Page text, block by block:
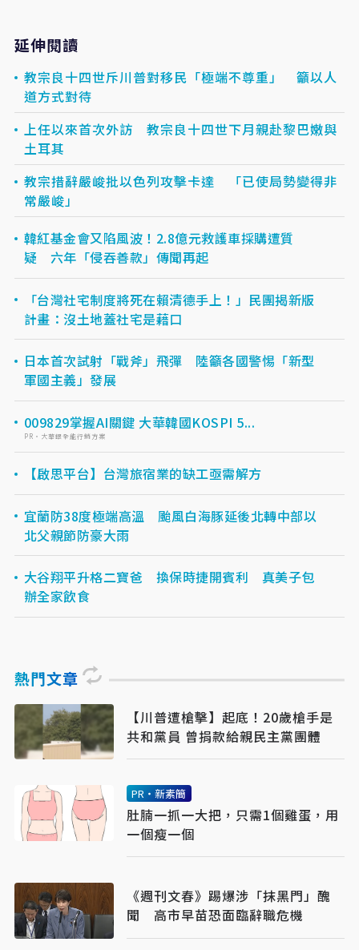
延伸閱讀
教宗良十四世斥川普對移民「極端不尊重」 籲以人
道方式對待
上任以來首次外訪 教宗良十四世下月親赴黎巴嫩與
土耳其
教宗措辭嚴峻批以色列攻擊卡達 「已使局勢變得非
常嚴峻」
韓紅基金會又陷風波！2.8億元救護車採購遭質
疑 六年「侵吞善款」傳聞再起
「台灣社宅制度將死在賴清德手上！」民團揭新版
計畫：沒土地蓋社宅是藉口
日本首次試射「戰斧」飛彈 陸籲各國警惕「新型
軍國主義」發展
009829掌握AI關鍵 大華韓國KOSPI 5...
PR・大華銀全能行銷方案
【啟思平台】台灣旅宿業的缺工亟需解方
宜蘭防38度極端高溫 颱風白海豚延後北轉中部以
北父親節防豪大雨
大谷翔平升格二寶爸 換保時捷開賓利 真美子包
辦全家飲食
熱門文章
【川普遭槍擊】起底！20歲槍手是
共和黨員 曾捐款給親民主黨團體
PR・新素簡
肚腩一抓一大把，只需1個雞蛋，用
一個瘦一個
《週刊文春》踢爆涉「抹黑門」醜
聞 高市早苗恐面臨辭職危機